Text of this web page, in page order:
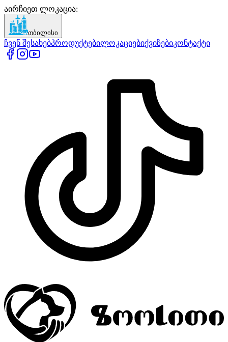
აირჩიეთ ლოკაცია:
თბილისი
ჩვენ შესახებპროდუქტებილოკაციებიქვიზებიკონტაქტი